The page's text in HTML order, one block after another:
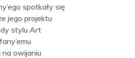
spotkały się
jego projektu
stylu Art
owijaniu